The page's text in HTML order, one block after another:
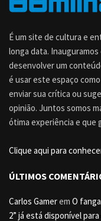
É um site de cultura e
longa data.
desenvolver um
é usar este espaço
enviar sua crítica ou
opinião. Juntos somos
ótima experiência e que
Clique aqui para
ÚLTIMOS
Carlos Gamerem O
2” já está disponível